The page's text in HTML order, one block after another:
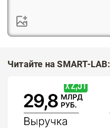
Читайте на SMART-LAB: